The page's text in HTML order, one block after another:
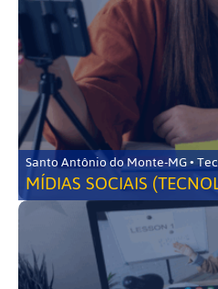
MÍDIAS SOCIAIS